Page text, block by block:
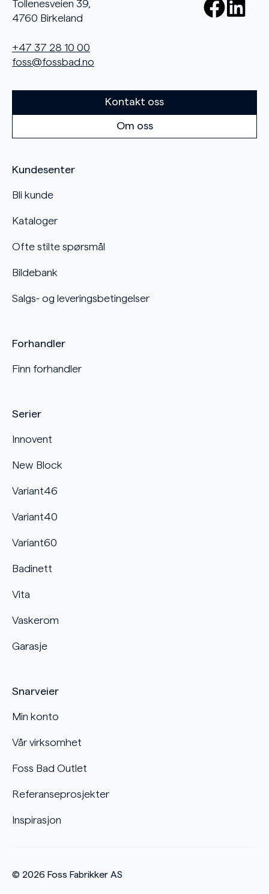
Tollenesveien 39,
4760 Birkeland
+47 37 28 10 00
foss@fossbad.no
Serier
Innovent
New Block
Variant46
Variant40
Variant60
Badinett
Vita
Vaskerom
Garasje
Kundesenter
Bli kunde
Kataloger
Ofte stilte spørsmål
Bildebank
Salgs- og leveringsbetingelser
Forhandler
Finn forhandler
Snarveier
Min konto
Vår virksomhet
Foss Bad Outlet
Referanseprosjekter
Inspirasjon
Kontakt oss
Om oss
© 2026 Foss Fabrikker AS